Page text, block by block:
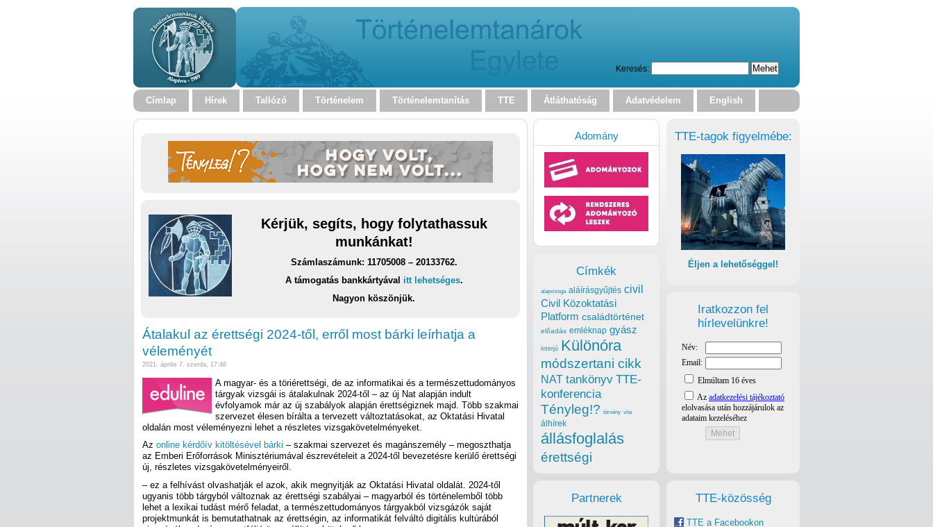
Keresés:
Címlap Hírek Tallózó Történelem Történelemtanítás TTE Átláthatóság Adatvédelem English
Kérjük, segíts, hogy folytathassuk
munkánkat!
Számlaszámunk: 11705008 – 20133762.
A támogatás bankkártyával itt lehetséges.
Nagyon köszönjük.
Átalakul az érettségi 2024-től, erről most bárki leírhatja a
véleményét
2021. április 7. szerda, 17:48
A magyar- és a töriérettségi, de az informatikai és a természettudományos
tárgyak vizsgái is átalakulnak 2024-től – az új Nat alapján indult
évfolyamok már az új szabályok alapján érettségiznek majd. Több szakmai
szervezet élesen bírálta a tervezett változtatásokat, az Oktatási Hivatal
oldalán most véleményezni lehet a részletes vizsgakövetelményeket.
Az online kérdőív kitöltésével bárki – szakmai szervezet és magánszemély – megoszthatja
az Emberi Erőforrások Minisztériumával észrevételeit a 2024-től bevezetésre kerülő érettségi
új, részletes vizsgakövetelményeiről.
– ez a felhívást olvashatják el azok, akik megnyitják az Oktatási Hivatal oldalát. 2024-től
ugyanis több tárgyból változnak az érettségi szabályai – magyarból és történelemből több
lehet a lexikai tudást mérő feladat, a természettudományos tárgyakból vizsgázók saját
projektmunkát is bemutathatnak az érettségin, az informatikát felváltó digitális kultúrából
TTE-tagok figyelmébe:
Éljen a lehetőséggel!
Iratkozzon fel
hírlevelünkre!
TTE-közösség
TTE a Facebookon
Adomány
Címkék
alapvizsga aláírásgyűjtés civil
Civil Közoktatási
Platform családtörténet
előadás emléknap gyász
interjú Különóra
módszertani cikk
NAT tankönyv TTE-
konferencia
Tényleg!? törvény vita
álhírek
állásfoglalás
érettségi
Partnerek